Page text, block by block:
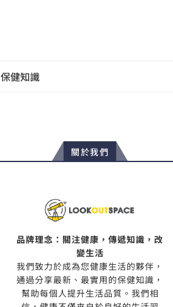
保健知識
關於我們
品牌理念：關注健康，傳遞知識，改
變生活
我們致力於成為您健康生活的夥伴，
通過分享最新、最實用的保健知識，
幫助每個人提升生活品質。我們相